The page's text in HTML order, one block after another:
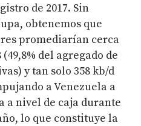
de 2017. Sin
obtenemos que
promediarían cerca
del agregado de
y tan solo 358 kb/d
a Venezuela a
a nivel de caja durante
lo que constituye la